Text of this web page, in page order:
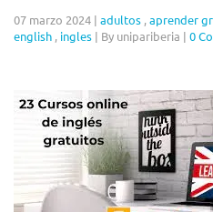
07 marzo 2024 | adultos ,aprender
english , ingles | By unipariberia | 0